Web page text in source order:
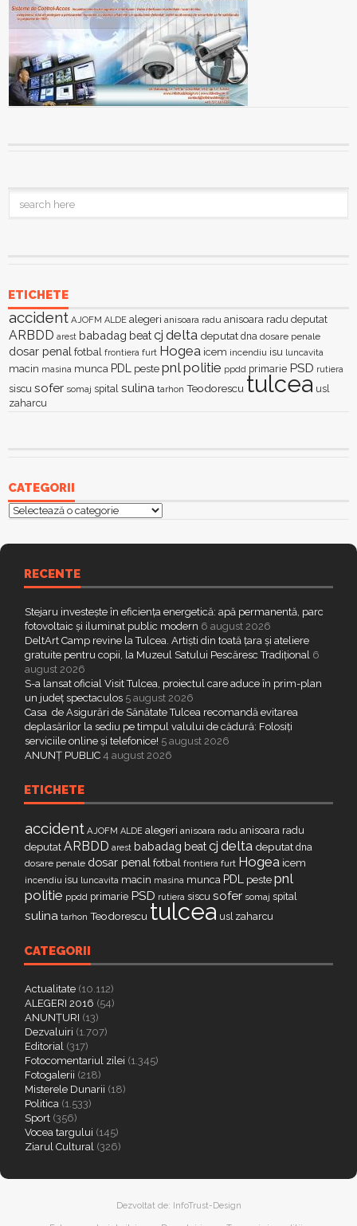
ETICHETE
accident AJOFM ALDE alegeri anisoara radu anisoara radu deputat
ARBDD arest babadag beatcj delta deputat dna dosare penale
dosar penal fotbal frontiera furt Hogea icem incendiu isu luncavita
macin masina munca PDL peste pnlpolitie ppdd primarie PSD rutiera
siscu sofer somaj spital sulina tarhon Teodorescu tulcea usl
zaharcu
CATEGORII
Categorii
RECENTE
Stejaru investește în eficiența energetică: apă permanentă, parc
fotovoltaic și iluminat public modern 6 august 2026
DeltArt Camp revine la Tulcea. Artiști din toată țara și ateliere
gratuite pentru copii, la Muzeul Satului Pescăresc Tradițional 6
august 2026
S-a lansat oficial Visit Tulcea, proiectul care aduce în prim-plan
un județ spectaculos 5 august 2026
Casa de Asigurări de Sănătate Tulcea recomandă evitarea
deplasărilor la sediu pe timpul valului de cădură: Folosiți
serviciile online și telefonice! 5 august 2026
ANUNȚ PUBLIC 4 august 2026
ETICHETE
accident AJOFM ALDE alegeri anisoara radu anisoara radu
deputat ARBDD arest babadag beatcj delta deputat dna
dosare penale dosar penal fotbal frontiera furt Hogea icem
incendiu isu luncavita macin masina munca PDL peste pnl
politie ppdd primarie PSD rutiera siscu sofer somaj spital
sulina tarhon Teodorescu tulcea usl zaharcu
CATEGORII
Actualitate (10.112)
ALEGERI 2016 (54)
ANUNȚURI (13)
Dezvaluiri (1.707)
Editorial (317)
Fotocomentariul zilei (1.345)
Fotogalerii (218)
Misterele Dunarii (18)
Politica (1.533)
Sport (356)
Vocea targului (145)
Ziarul Cultural (326)
Dezvoltat de: InfoTrust-Design